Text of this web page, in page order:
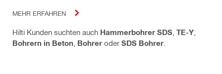
MEHR ERFAHREN
Hilti Kunden suchten auch Hammerbohrer SDS TE-Y
Bohrern in Beton Bohrer oder SDS Bohrer